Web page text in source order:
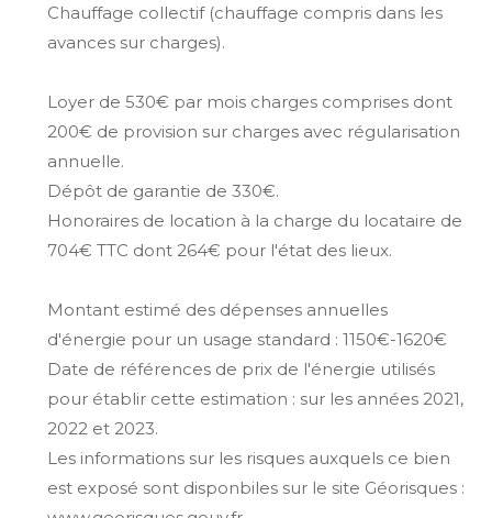
Chauffage collectif (chauffage compris dans les
avances sur charges).
Loyer de 530€ par mois charges comprises dont
200€ de provision sur charges avec régularisation
annuelle.
Dépôt de garantie de 330€.
Honoraires de location à la charge du locataire de
704€ TTC dont 264€ pour l'état des lieux.
Montant estimé des dépenses annuelles
d'énergie pour un usage standard : 1150€-1620€
Date de références de prix de l'énergie utilisés
pour établir cette estimation : sur les années 2021,
2022 et 2023.
Les informations sur les risques auxquels ce bien
est exposé sont disponbiles sur le site Géorisques :